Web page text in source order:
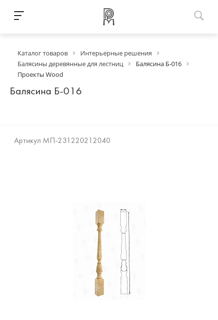
Каталог товаров
Интерьерные решения
Балясины деревянные для лестниц
Балясина Б-016
Проекты Wood
Балясина Б-016
Артикул МП-231220212040